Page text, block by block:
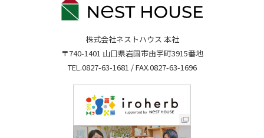
株式会社ネストハウス 本社
〒740-1401 山口県岩国市由宇町3915番地
TEL.0827-63-1681 / FAX.0827-63-1696